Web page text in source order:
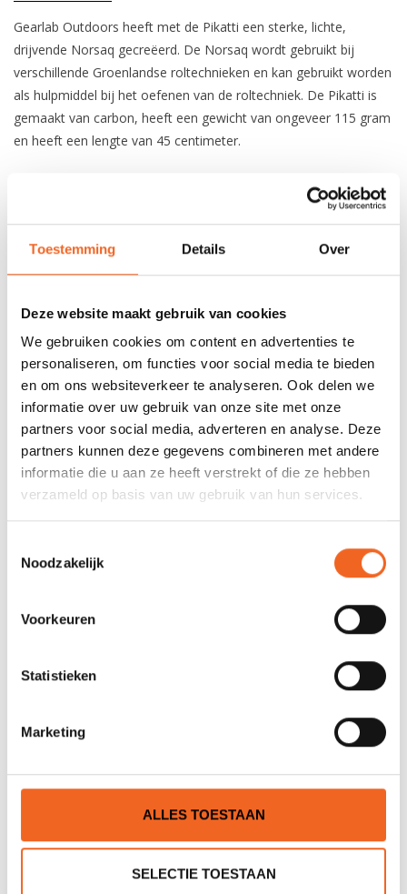
Toestemming Details Over
Deze website maakt gebruik van cookies
We gebruiken cookies om content en advertenties te
personaliseren, om functies voor social media te bieden
en om ons websiteverkeer te analyseren. Ook delen we
informatie over uw gebruik van onze site met onze
partners voor social media, adverteren en analyse. Deze
partners kunnen deze gegevens combineren met andere
informatie die u aan ze heeft verstrekt of die ze hebben
verzameld op basis van uw gebruik van hun services.
Noodzakelijk
Voorkeuren
Statistieken
Marketing
ALLES TOESTAAN
SELECTIE TOESTAAN
Gearlab Outdoors heeft met de Pikatti een sterke, lichte,
drijvende Norsaq gecreëerd. De Norsaq wordt gebruikt bij
verschillende Groenlandse roltechnieken en kan gebruikt worden
als hulpmiddel bij het oefenen van de roltechniek. De Pikatti is
gemaakt van carbon, heeft een gewicht van ongeveer 115 gram
en heeft een lengte van 45 centimeter.
Nog niet gewaardeerd
0 sterren op basis van 0 beoordelingen
GERELATEERDE PRODUCTEN
PEDDELFLOAT ROLLING
GEARLAB OUTDOORS
GREENLAND AKIAK